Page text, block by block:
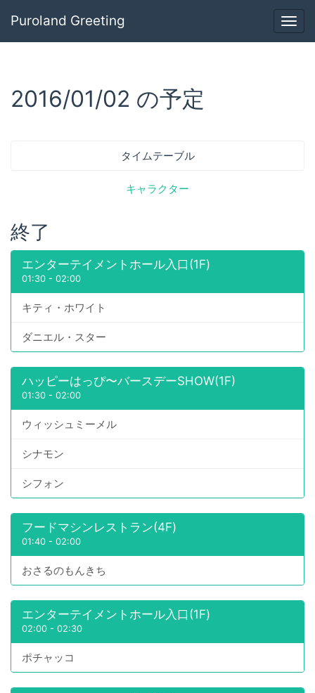
Puroland Greeting
2016/01/02 の予定
タイムテーブル
キャラクター
終了
エンターテイメントホール入口(1F)
01:30 - 02:00
キティ・ホワイト
ダニエル・スター
ハッピーはっぴ〜バースデーSHOW(1F)
01:30 - 02:00
ウィッシュミーメル
シナモン
シフォン
フードマシンレストラン(4F)
01:40 - 02:00
おさるのもんきち
エンターテイメントホール入口(1F)
02:00 - 02:30
ポチャッコ